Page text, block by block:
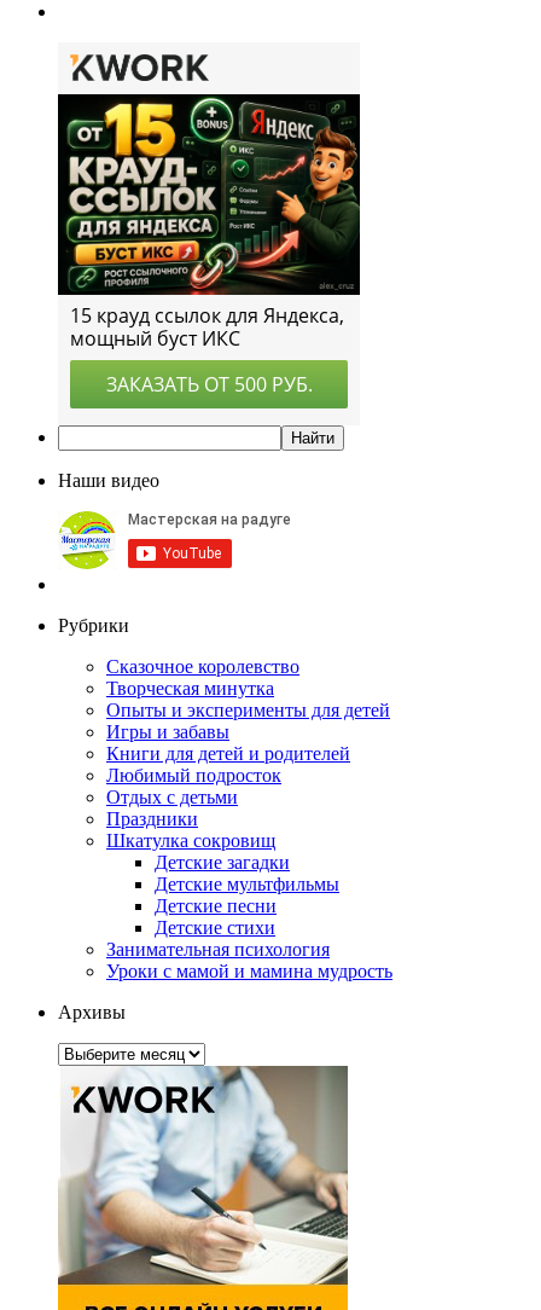
Наши видео
Рубрики
Сказочное королевство
Творческая минутка
Опыты и эксперименты для детей
Игры и забавы
Книги для детей и родителей
Любимый подросток
Отдых с детьми
Праздники
Шкатулка сокровищ
Детские загадки
Детские мультфильмы
Детские песни
Детские стихи
Занимательная психология
Уроки с мамой и мамина мудрость
Архивы
Архивы